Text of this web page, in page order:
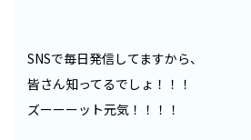
SNSで毎日発信してますから、
皆さん知ってるでしょ！！！
ズーーーット元気！！！！